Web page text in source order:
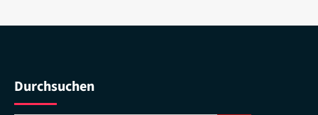
Durchsuchen